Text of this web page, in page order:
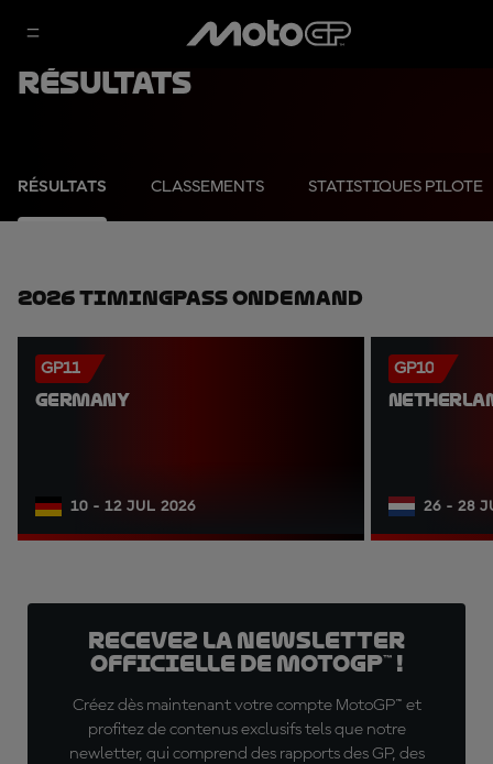
Résultats
RÉSULTATS CLASSEMENTS STATISTIQUES PILOTE
2026 TimingPass OnDemand
GP11
GERMANY
10 - 12 JUL 2026
GP10
26 - 28
Recevez la Newsletter
officielle de MotoGP™ !
Créez dès maintenant votre compte MotoGP™ et
profitez de contenus exclusifs tels que notre
newletter, qui comprend des rapports des GP, des